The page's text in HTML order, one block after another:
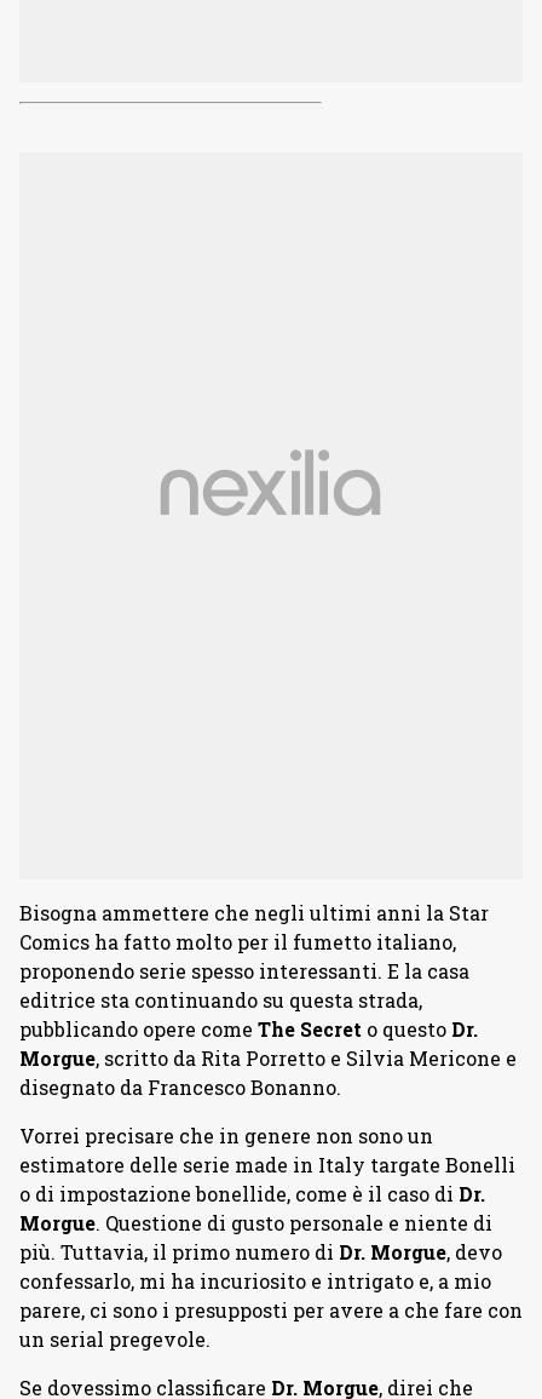
Bisogna ammettere che negli ultimi anni la Star
Comics ha fatto molto per il fumetto italiano,
proponendo serie spesso interessanti. E la casa
editrice sta continuando su questa strada,
pubblicando opere come The Secret o questo Dr.
Morgue, scritto da Rita Porretto e Silvia Mericone e
disegnato da Francesco Bonanno.
Vorrei precisare che in genere non sono un
estimatore delle serie made in Italy targate Bonelli
o di impostazione bonellide, come è il caso di Dr.
Morgue. Questione di gusto personale e niente di
più. Tuttavia, il primo numero di Dr. Morgue, devo
confessarlo, mi ha incuriosito e intrigato e, a mio
parere, ci sono i presupposti per avere a che fare con
un serial pregevole.
Se dovessimo classificare Dr. Morgue, direi che